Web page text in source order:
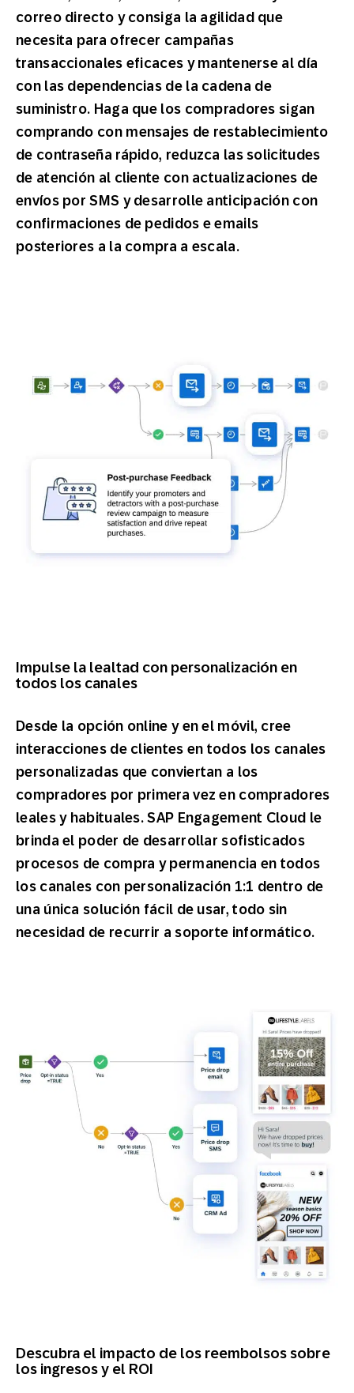
correo directo y consiga la agilidad que
necesita para ofrecer campañas
transaccionales eficaces y mantenerse al día
con las dependencias de la cadena de
suministro. Haga que los compradores sigan
comprando con mensajes de restablecimiento
de contraseña rápido, reduzca las solicitudes
de atención al cliente con actualizaciones de
envíos por SMS y desarrolle anticipación con
confirmaciones de pedidos e emails
posteriores a la compra a escala.
Impulse la lealtad con personalización en
todos los canales
Desde la opción online y en el móvil, cree
interacciones de clientes en todos los canales
personalizadas que conviertan a los
compradores por primera vez en compradores
leales y habituales. SAP Engagement Cloud le
brinda el poder de desarrollar sofisticados
procesos de compra y permanencia en todos
los canales con personalización 1:1 dentro de
una única solución fácil de usar, todo sin
necesidad de recurrir a soporte informático.
Descubra el impacto de los reembolsos sobre
los ingresos y el ROI